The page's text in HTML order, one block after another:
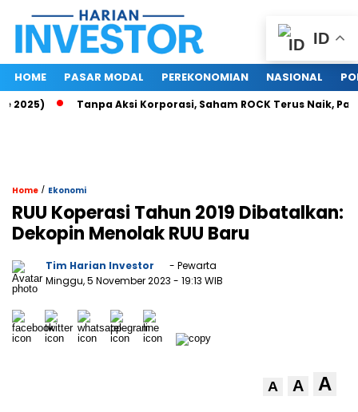
HOME PASAR MODAL PEREKONOMIAN NASIONAL
Tanpa Aksi Korporasi, Saham ROCK Terus Naik, Pasar
Home / Ekonomi
RUU Koperasi Tahun 2019 Dibatalkan:
Dekopin Menolak RUU Baru
Tim Harian Investor
- Pewarta
Minggu, 5 November 2023 - 19:13 WIB
A A A
ID